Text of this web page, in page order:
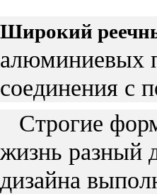
Широкий
алюминиевых
соединения с
Строгие
жизнь разный
дизайна